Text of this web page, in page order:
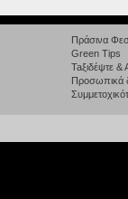
Πράσινα
Green Tips
Taξιδέψτε
Προσωπικά